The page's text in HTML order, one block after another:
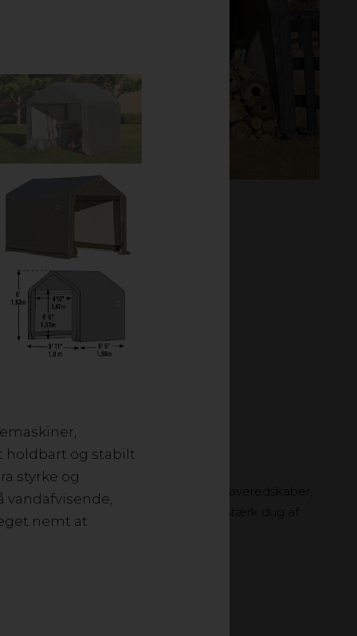
holdbart og stabilt
styrke og
nemt at
brænde,
klima med
1,4 KVM
haven. Her kan du nemt opbevare haveredskaber,
af pulverlakeret stål og slidstærk dug af
og stabilt opbevaringstelt.